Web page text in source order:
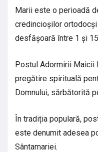
Marii este o perioadă
credincioșilor
desfășoară între 1 și
Postul Adormirii Maicii
pregătire spirituală
Domnului, sărbătorită
În tradiția populară,
este denumit adesea
Sântamariei.